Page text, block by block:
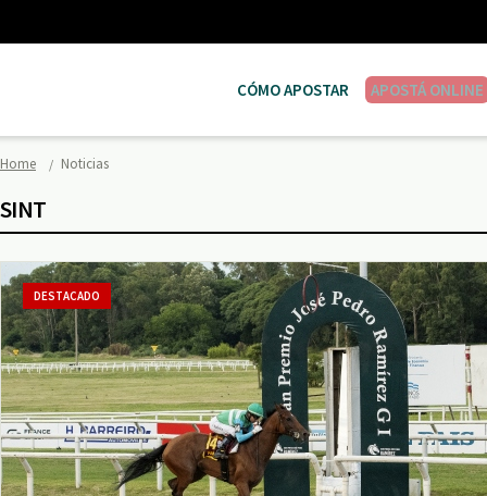
CÓMO APOSTAR APOSTÁ ONLINE
Home Noticias
SINT
DESTACADO